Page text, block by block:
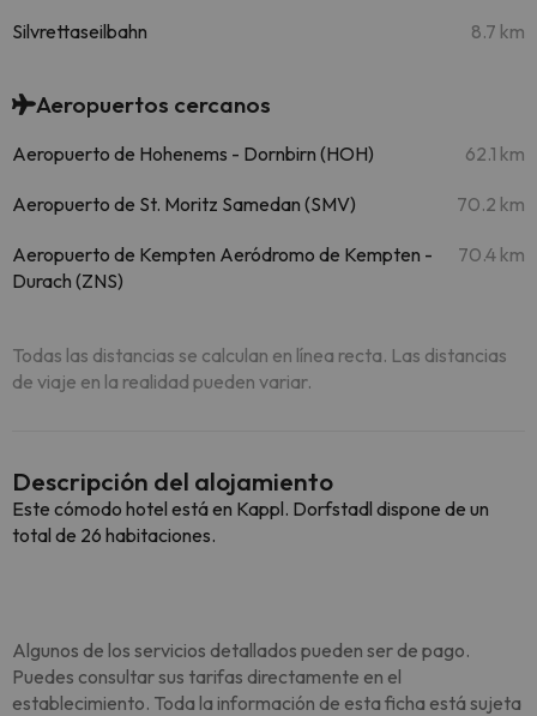
Silvrettaseilbahn 8.7 km
Aeropuertos cercanos
Aeropuerto de Hohenems - Dornbirn (HOH) 62.1 km
Aeropuerto de St. Moritz Samedan (SMV) 70.2 km
Aeropuerto de Kempten Aeródromo de Kempten -
Durach (ZNS)
70.4 km
Todas las distancias se calculan en línea recta. Las distancias
de viaje en la realidad pueden variar.
Descripción del alojamiento
Este cómodo hotel está en Kappl. Dorfstadl dispone de un
total de 26 habitaciones.
Algunos de los servicios detallados pueden ser de pago.
Puedes consultar sus tarifas directamente en el
establecimiento. Toda la información de esta ficha está sujeta